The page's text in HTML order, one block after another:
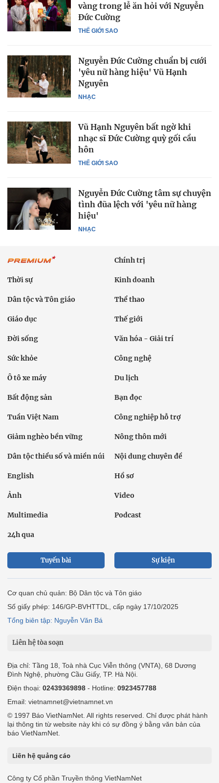
THẾ GIỚI SAO
vàng trong lễ ăn hỏi với Nguyễn
Đức Cường
NHẠC
Nguyễn Đức Cường chuẩn bị cưới
'yêu nữ hàng hiệu' Vũ Hạnh
Nguyên
THẾ GIỚI SAO
Vũ Hạnh Nguyên bất ngờ khi
nhạc sĩ Đức Cường quỳ gối cầu
hôn
NHẠC
Nguyễn Đức Cường tâm sự chuyện
tình đũa lệch với 'yêu nữ hàng
hiệu'
Chính trị
Thời sự Kinh doanh
Dân tộc và Tôn giáo Thể thao
Giáo dục Thế giới
Đời sống Văn hóa - Giải trí
Sức khỏe Công nghệ
Ô tô xe máy Du lịch
Bất động sản Bạn đọc
Tuần Việt Nam Công nghiệp hỗ trợ
Giảm nghèo bền vững Nông thôn mới
Dân tộc thiểu số và miền núi Nội dung chuyên đề
English Hồ sơ
Ảnh Video
Multimedia Podcast
24h qua
Tuyến bài Sự kiện
Cơ quan chủ quản: Bộ Dân tộc và Tôn giáo
Số giấy phép: 146/GP-BVHTTDL, cấp ngày 17/10/2025
Tổng biên tập: Nguyễn Văn Bá
Liên hệ tòa soạn
Địa chỉ: Tầng 18, Toà nhà Cục Viễn thông (VNTA), 68 Dương
Đình Nghệ, phường Cầu Giấy, TP. Hà Nội.
Điện thoại: 02439369898 - Hotline: 0923457788
Email: vietnamnet@vietnamnet.vn
© 1997 Báo VietNamNet. All rights reserved. Chỉ được phát hành
lại thông tin từ website này khi có sự đồng ý bằng văn bản của
báo VietNamNet.
Liên hệ quảng cáo
Công ty Cổ phần Truyền thông VietNamNet